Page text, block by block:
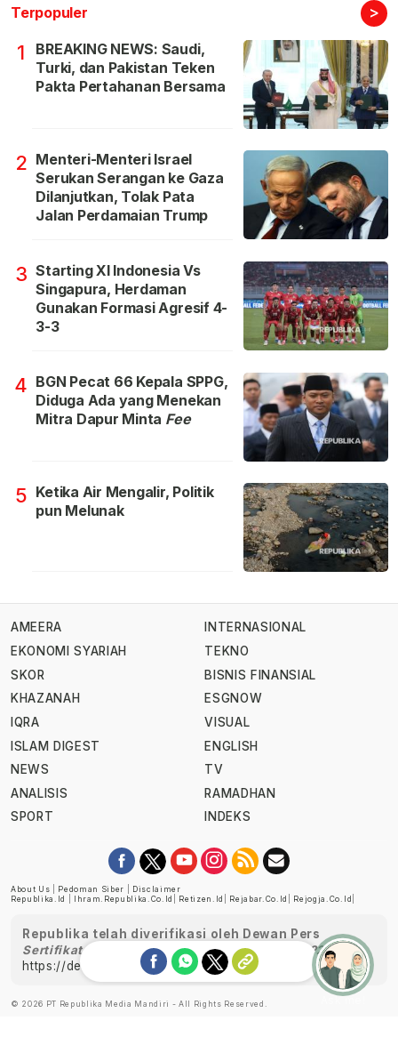
Terpopuler >
1
BREAKING NEWS: Saudi,
Turki, dan Pakistan Teken
Pakta Pertahanan Bersama
2 Menteri-Menteri Israel
Serukan Serangan ke Gaza
Dilanjutkan, Tolak Pata
Jalan Perdamaian Trump
3 Starting XI Indonesia Vs
Singapura, Herdaman
Gunakan Formasi Agresif 4-
3-3
4 BGN Pecat 66 Kepala SPPG,
Diduga Ada yang Menekan
Mitra Dapur Minta Fee
5 Ketika Air Mengalir, Politik
pun Melunak
AMEERA
EKONOMI SYARIAH
SKOR
KHAZANAH
IQRA
ISLAM DIGEST
NEWS
ANALISIS
SPORT
INTERNASIONAL
TEKNO
BISNIS FINANSIAL
ESGNOW
VISUAL
ENGLISH
TV
RAMADHAN
INDEKS
About Us Pedoman Siber
Disclaimer
Republika.id
Ihram.republika.co.id Retizen.id Rejabar.co.id Rejogja.co.id
Republika telah diverifikasi oleh Dewan Pers
Sertifikat Nomor 1058/DP-Verifikasi/K/XII/2022
https://dewanpers.or.id/data/perusahaanpers
© 2026 PT Republika Media Mandiri - All Rights Reserved. Ask me!